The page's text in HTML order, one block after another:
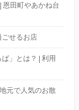
恩田町やあかね台
せるお店
」とは？ | 利用
元で人気のお散